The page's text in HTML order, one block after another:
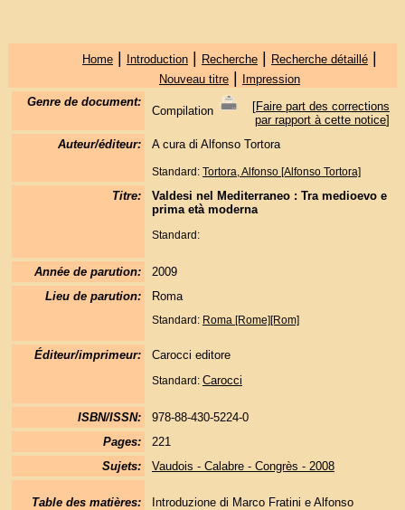
Home| Introduction| Recherche| Recherche détaillé|
Nouveau titre|
Impression
Genre de document:
Compilation [Faire part des corrections
par rapport à cette notice]
Auteur/éditeur:
A cura di Alfonso Tortora
Standard: Tortora, Alfonso [Alfonso Tortora]
Titre:
Valdesi nel Mediterraneo : Tra medioevo e
prima età moderna
Standard:
Année de parution:
2009
Lieu de parution:
Roma
Standard: Roma [Rome][Rom]
Éditeur/imprimeur: Carocci editore
Standard: Carocci
ISBN/ISSN:
978-88-430-5224-0
Pages:
221
Sujets:
Vaudois - Calabre - Congrès - 2008
Table des matières:
Introduzione di Marco Fratini e Alfonso